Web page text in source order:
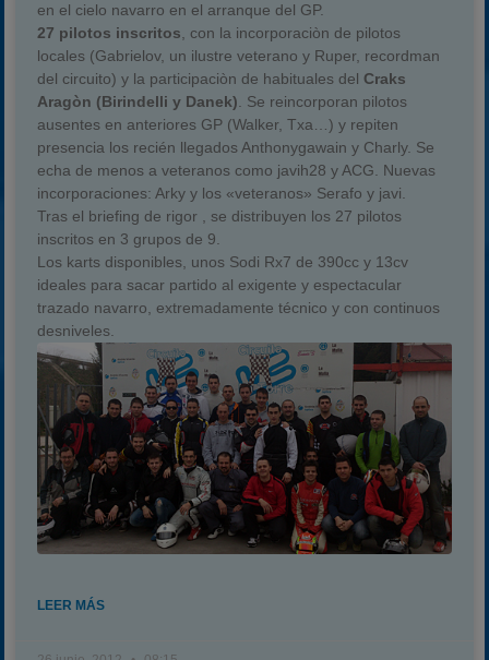
en el cielo navarro en el arranque del GP.
27 pilotos inscritos, con la incorporaciòn de pilotos
locales (Gabrielov, un ilustre veterano y Ruper, recordman
del circuito) y la participaciòn de habituales delCraks
Aragòn (Birindelli y Danek). Se reincorporan pilotos
ausentes en anteriores GP (Walker, Txa…) y repiten
presencia los recién llegados Anthonygawain y Charly. Se
echa de menos a veteranos como javih28 y ACG. Nuevas
incorporaciones: Arky y los «veteranos» Serafo y javi.
Tras el briefing de rigor , se distribuyen los 27 pilotos
inscritos en 3 grupos de 9.
Los karts disponibles, unos Sodi Rx7 de 390cc y 13cv
ideales para sacar partido al exigente y espectacular
trazado navarro, extremadamente técnico y con continuos
desniveles.
LEER MÁS